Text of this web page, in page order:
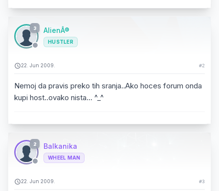
3 AlienÂ®
HUSTLER
22. Jun 2009. #2
Nemoj da pravis preko tih sranja..Ako hoces forum onda
kupi host..ovako nista... ^_^
2 Balkanika
WHEEL MAN
22. Jun 2009. #3